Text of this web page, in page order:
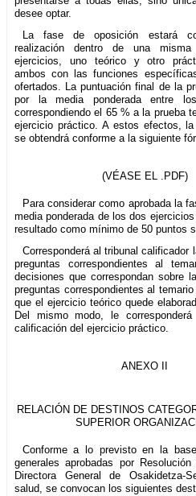
desee optar.
La fase de oposición estará
realización dentro de una
ejercicios, uno teórico y otro
ambos con las funciones
ofertados. La puntuación final de la
por la media ponderada entre
correspondiendo el 65 % a la prueba
ejercicio práctico. A estos efectos, la
se obtendrá conforme a la siguiente
(VÉASE EL .PDF)
Para considerar como aprobada la
media ponderada de los dos
resultado como mínimo de 50 puntos
Corresponderá al tribunal calificador
preguntas correspondientes al
decisiones que correspondan sobre
preguntas correspondientes al
que el ejercicio teórico quede
Del mismo modo, le
calificación del ejercicio práctico.
ANEXO II
RELACIÓN DE DESTINOS
SUPERIOR
Conforme a lo previsto en la
generales aprobadas por
Directora General de Osakidetza-
salud, se convocan los siguientes